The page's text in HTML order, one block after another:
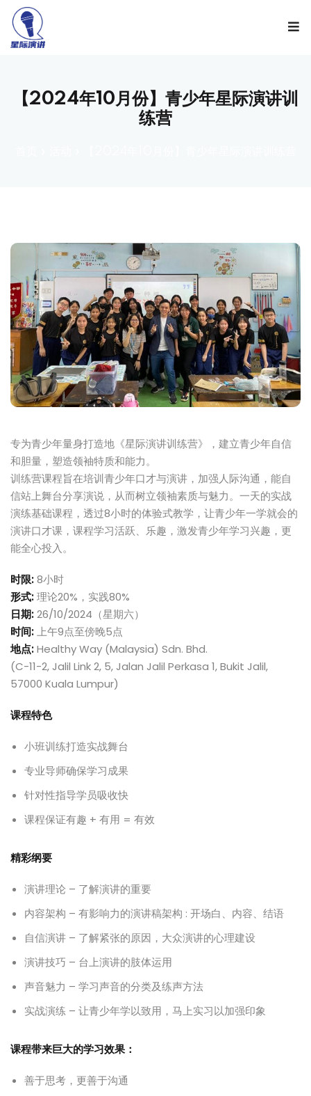
【2024年10月份】青少年星际演讲训
练营
专为青少年量身打造地《星际演讲训练营》，建立青少年自信
和胆量，塑造领袖特质和能力。
训练营课程旨在培训青少年口才与演讲，加强人际沟通，能自
信站上舞台分享演说，从而树立领袖素质与魅力。一天的实战
演练基础课程，透过8小时的体验式教学，让青少年一学就会的
演讲口才课，课程学习活跃、乐趣，激发青少年学习兴趣，更
能全心投入。
时限:8小时
形式:理论20%，实践80%
日期:26/10/2024（星期六）
时间:上午9点至傍晚5点
地点:Healthy Way (Malaysia) Sdn. Bhd.
(C-11-2, Jalil Link 2, 5, Jalan Jalil Perkasa 1, Bukit Jalil,
57000 Kuala Lumpur)
课程特色
小班训练打造实战舞台
专业导师确保学习成果
针对性指导学员吸收快
课程保证有趣 + 有用 = 有效
精彩纲要
演讲理论 – 了解演讲的重要
内容架构 – 有影响力的演讲稿架构 : 开场白、内容、结语
自信演讲 – 了解紧张的原因，大众演讲的心理建设
演讲技巧 – 台上演讲的肢体运用
声音魅力 – 学习声音的分类及练声方法
实战演练 – 让青少年学以致用，马上实习以加强印象
课程带来巨大的学习效果：
善于思考，更善于沟通
Don’t have an account?Sign up
Remember me Lost your password?
Sign up
Already have an account?Sign in